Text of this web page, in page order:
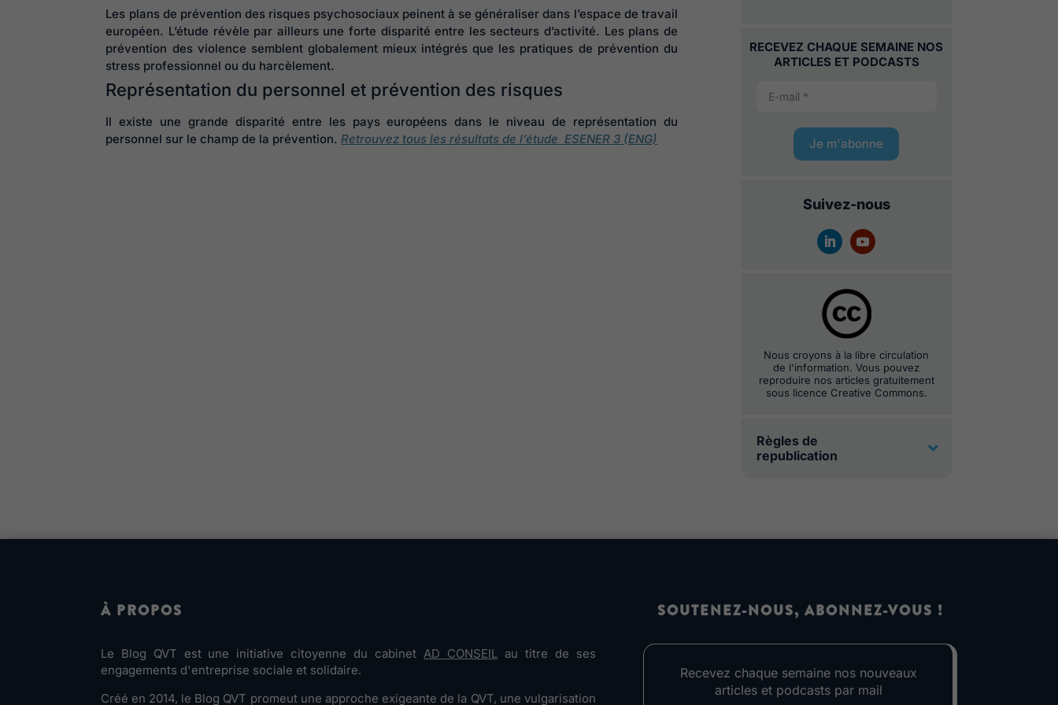
Les plans de prévention des risques psychosociaux peinent à se généraliser dans l’espace de travail
européen. L’étude révèle par ailleurs une forte disparité entre les secteurs d’activité. Les plans de
prévention des violence semblent globalement mieux intégrés que les pratiques de prévention du
stress professionnel ou du harcèlement.
Représentation du personnel et prévention des risques
Il existe une grande disparité entre les pays européens dans le niveau de représentation du
personnel sur le champ de la prévention. Retrouvez tous les résultats de l’étude ESENER 3 (ENG)
RECEVEZ CHAQUE SEMAINE NOS
ARTICLES ET PODCASTS
Je m'abonne
Suivez-nous
Nous croyons à la libre circulation
de l'information. Vous pouvez
reproduire nos articles gratuitement
sous licence Creative Commons.
Règles de
republication
À PROPOS
Le Blog QVT est une initiative citoyenne du cabinet AD CONSEIL
au titre de ses
engagements d'entreprise sociale et solidaire.
Créé en 2014, le Blog QVT promeut une approche exigeante de la QVT, une vulgarisation
SOUTENEZ-NOUS, ABONNEZ-VOUS !
Recevez chaque semaine nos nouveaux
articles et podcasts par mail